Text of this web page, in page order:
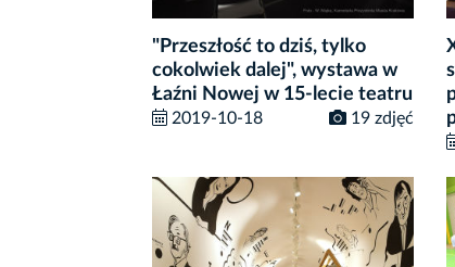
"Przeszłość to dziś, tylko
cokolwiek dalej", wystawa w
Łaźni Nowej w 15-lecie teatru
2019-10-18 19 zdjęć